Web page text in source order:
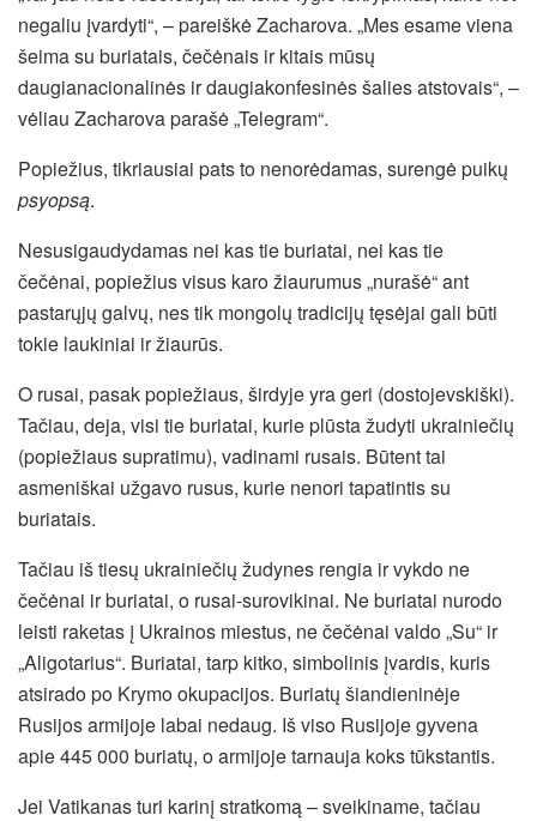
negaliu įvardyti“, – pareiškė Zacharova. „Mes esame viena
šeima su buriatais, čečėnais ir kitais mūsų
daugianacionalinės ir daugiakonfesinės šalies atstovais“, –
vėliau Zacharova parašė „Telegram“.
Popiežius, tikriausiai pats to nenorėdamas, surengė puikų
psyopsą.
Nesusigaudydamas nei kas tie buriatai, nei kas tie
čečėnai, popiežius visus karo žiaurumus „nurašė“ ant
pastarųjų galvų, nes tik mongolų tradicijų tęsėjai gali būti
tokie laukiniai ir žiaurūs.
O rusai, pasak popiežiaus, širdyje yra geri (dostojevskiški).
Tačiau, deja, visi tie buriatai, kurie plūsta žudyti ukrainiečių
(popiežiaus supratimu), vadinami rusais. Būtent tai
asmeniškai užgavo rusus, kurie nenori tapatintis su
buriatais.
Tačiau iš tiesų ukrainiečių žudynes rengia ir vykdo ne
čečėnai ir buriatai, o rusai-surovikinai. Ne buriatai nurodo
leisti raketas į Ukrainos miestus, ne čečėnai valdo „Su“ ir
„Aligotarius“. Buriatai, tarp kitko, simbolinis įvardis, kuris
atsirado po Krymo okupacijos. Buriatų šiandieninėje
Rusijos armijoje labai nedaug. Iš viso Rusijoje gyvena
apie 445 000 buriatų, o armijoje tarnauja koks tūkstantis.
Jei Vatikanas turi karinį stratkomą – sveikiname, tačiau